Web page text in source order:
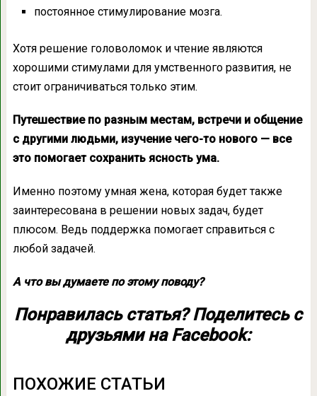
постоянное стимулирование мозга.
Хотя решение головоломок и чтение являются
хорошими стимулами для умственного развития, не
стоит ограничиваться только этим.
Путешествие по разным местам, встречи и общение
с другими людьми, изучение чего-то нового — все
это помогает сохранить ясность ума.
Именно поэтому умная жена, которая будет также
заинтересована в решении новых задач, будет
плюсом. Ведь поддержка помогает справиться с
любой задачей.
А что вы думаете по этому поводу?
Понравилась статья? Поделитесь с
друзьями на Facebook:
ПОХОЖИЕ СТАТЬИ